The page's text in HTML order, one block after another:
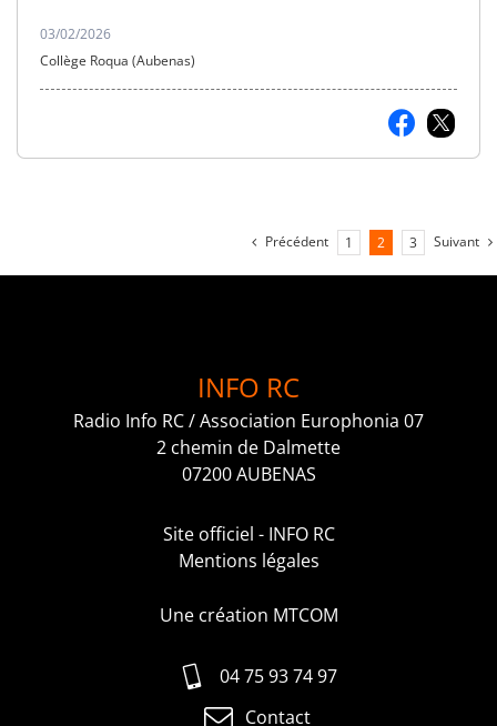
03/02/2026
Collège Roqua (Aubenas)
Précédent 1 2 3 Suivant
INFO RC
Radio Info RC / Association Europhonia 07
2 chemin de Dalmette
07200 AUBENAS
Site officiel - INFO RC
Mentions légales
Une création MTCOM
04 75 93 74 97
Contact